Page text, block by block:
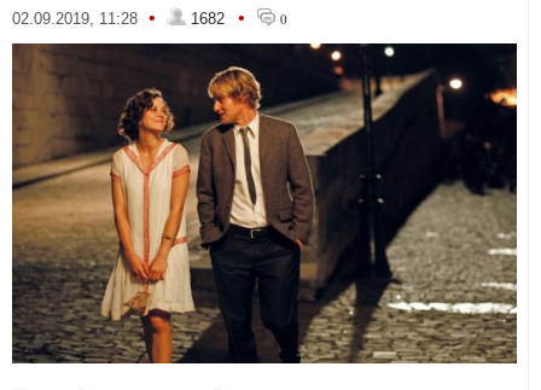
02.09.2019, 11:28 • 1682 • 0